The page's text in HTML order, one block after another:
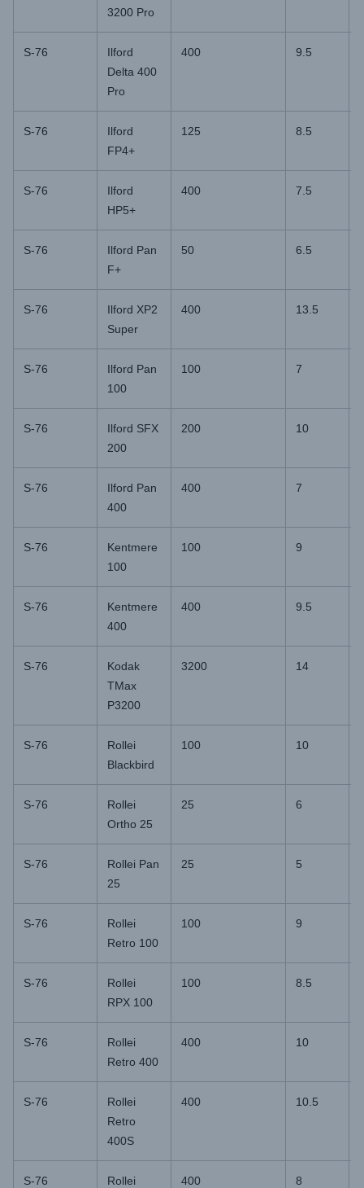
3200 Pro
S-76
Ilford
Delta 400
Pro
400 9.5
S-76
Ilford
FP4+
125 8.5
S-76
Ilford
HP5+
400 7.5
S-76
Ilford Pan
F+
50 6.5
S-76
Ilford XP2
Super
400 13.5
S-76
Ilford Pan
100
100 7
S-76
Ilford SFX
200
200 10
S-76
Ilford Pan
400
400 7
S-76
Kentmere
100
100 9
S-76
Kentmere
400
400 9.5
S-76
Kodak
TMax
P3200
3200 14
S-76
Rollei
Blackbird
100 10
S-76
Rollei
Ortho 25
25 6
S-76
Rollei Pan
25
25 5
S-76
Rollei
Retro 100
100 9
S-76
Rollei
RPX 100
100 8.5
S-76
Rollei
Retro 400
400 10
S-76
Rollei
Retro
400S
400 10.5
S-76
Rollei
400 8